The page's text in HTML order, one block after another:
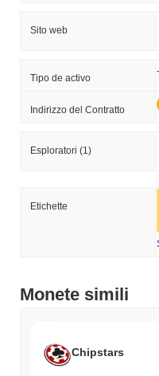
Sito web
Tipo de activo
Indirizzo del Contratto
Esploratori (1)
Etichette
Monete simili
Chipstars